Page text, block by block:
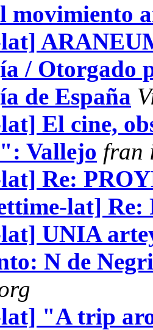
movimiento
/ Otorgado
de España
El cine,
Vallejo fran
Re:
lat]
UNIA
N de
"A trip